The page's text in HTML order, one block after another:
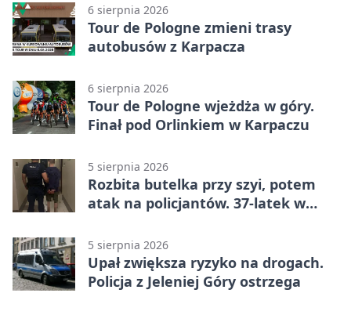
6 sierpnia 2026
Tour de Pologne zmieni trasy
autobusów z Karpacza
6 sierpnia 2026
Tour de Pologne wjeżdża w góry.
Finał pod Orlinkiem w Karpaczu
5 sierpnia 2026
Rozbita butelka przy szyi, potem
atak na policjantów. 37-latek w
5 sierpnia 2026
Upał zwiększa ryzyko na drogach.
Policja z Jeleniej Góry ostrzega